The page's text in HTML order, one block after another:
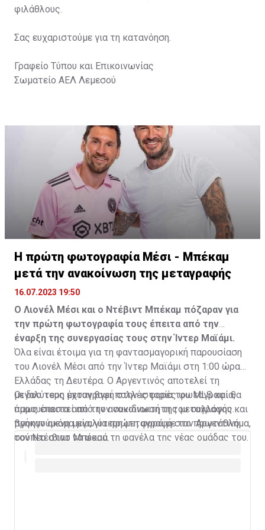
φιλάθλους.
Σας ευχαριστούμε για τη κατανόηση.
Γραφείο Τύπου και Επικοινωνίας
Σωματείο ΑΕΛ Λεμεσού
Η πρώτη φωτογραφία Μέσι - Μπέκαμ
μετά την ανακοίνωση της μεταγραφής
16.07.2023 19:50
Ο Λιονέλ Μέσι και ο Ντέβιντ Μπέκαμ πόζαραν για
την πρώτη φωτογραφία τους έπειτα από την
έναρξη της συνεργασίας τους στην Ίντερ Μαϊάμι.
Όλα είναι έτοιμα για τη φαντασμαγορική παρουσίαση
του Λιονέλ Μέσι από την Ίντερ Μαϊάμι στη 1:00 ώρα
Ελλάδας τη Δευτέρα. Ο Αργεντινός αποτελεί τη
μεγαλύτερη μεταγραφή στην ιστορία του MLS και θα
παρουσιαστεί από τον συνιδιοκτήτη του συλλόγου και
προηγούμενη μεγαλύτερη μεταγραφή στο πρωτάθλημα,
τον Ντέιβιντ Μπέκαμ.
Οι δυο τους έχουν βγει πολλές φορές φωτογραφία,
όμως έπειτα από την ανακοίνωση της μεταγραφής
βγήκαν ακόμα μία, για πρώτη φορά με τον Αργεντινό
σούπερ σταρ να φορά τη φανέλα της νέας ομάδας του.